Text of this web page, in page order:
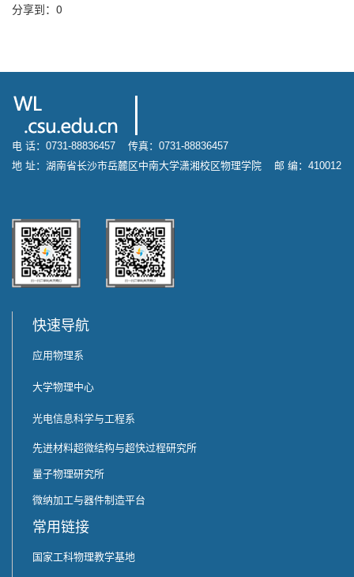
分享到： 0
电 话：0731-88836457 传真：0731-88836457
地 址：湖南省长沙市岳麓区中南大学潇湘校区物理学院 邮 编：410012
快速导航
应用物理系
大学物理中心
光电信息科学与工程系
先进材料超微结构与超快过程研究所
量子物理研究所
微纳加工与器件制造平台
常用链接
国家工科物理教学基地